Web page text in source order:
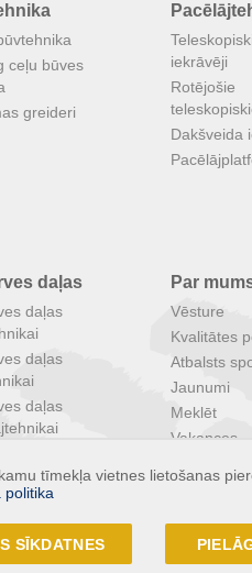
ceļu būves
greideri
iekrāvēji
Rotējošie
Dakšveida
daļas
daļas
daļas
daļas
Par
Vēsture
Kvalitātes
Atbalsts
Jaunumi
Meklēt
Vakances
Īpašie
tīmekļa vietnes lietošanas
politika
SĪKDATNES